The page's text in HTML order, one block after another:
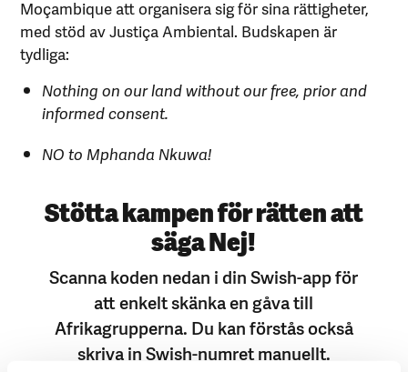
Moçambique att organisera sig för sina rättigheter,
med stöd av Justiça Ambiental. Budskapen är
tydliga:
Nothing on our land without our free, prior and
informed consent.
NO to Mphanda Nkuwa!
Stötta kampen för rätten att
säga Nej!
Scanna koden nedan i din Swish-app för
att enkelt skänka en gåva till
Afrikagrupperna. Du kan förstås också
skriva in Swish-numret manuellt.